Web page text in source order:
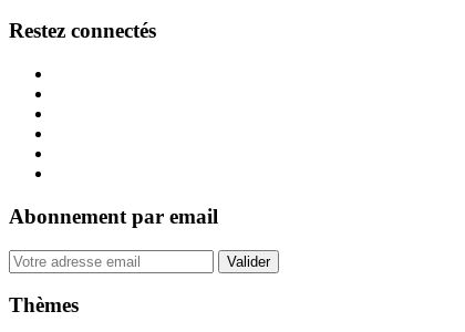
Restez connectés
Abonnement par email
Your
website
Thèmes